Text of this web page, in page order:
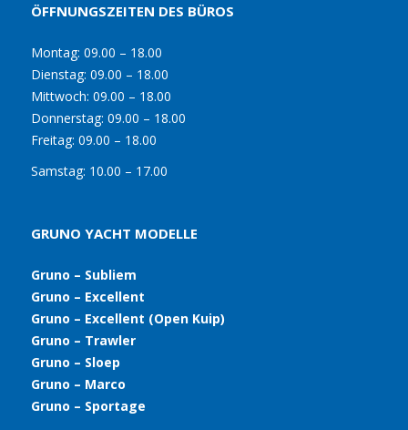
ÖFFNUNGSZEITEN DES BÜROS
Montag: 09.00 – 18.00
Dienstag: 09.00 – 18.00
Mittwoch: 09.00 – 18.00
Donnerstag: 09.00 – 18.00
Freitag: 09.00 – 18.00
Samstag: 10.00 – 17.00
GRUNO YACHT MODELLE
Gruno – Subliem
Gruno – Excellent
Gruno – Excellent (Open Kuip)
Gruno – Trawler
Gruno – Sloep
Gruno – Marco
Gruno – Sportage